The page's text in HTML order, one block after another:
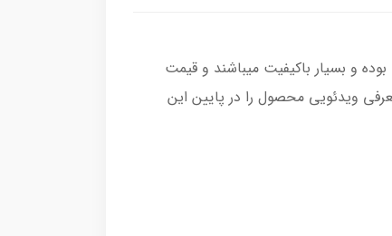
و بسیار باکیفیت میباشند و قیمت
میباشد 🔴معرفی ویدئویی محصول را در پایین این